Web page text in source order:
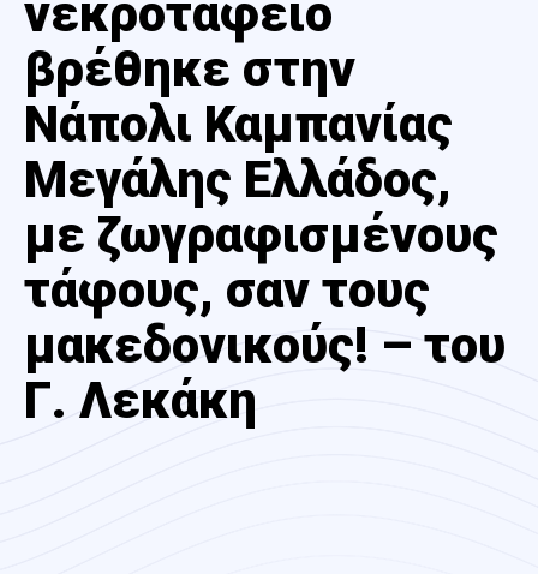
νεκροταφείο
βρέθηκε στην
Νάπολι Καμπανίας
Μεγάλης Ελλάδος,
με ζωγραφισμένους
τάφους, σαν τους
μακεδονικούς! – του
Γ. Λεκάκη